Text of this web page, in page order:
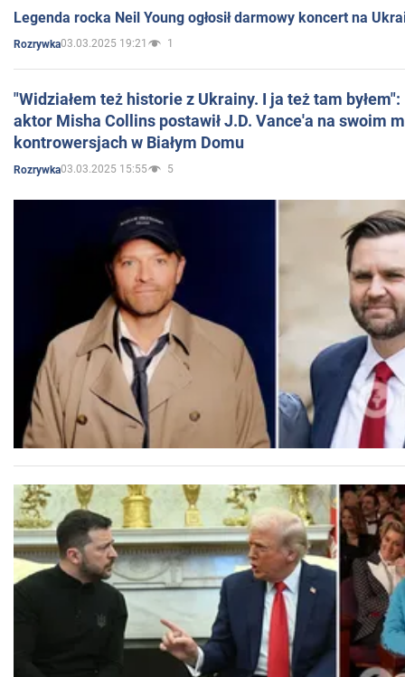
Legenda rocka Neil Young ogłosił darmowy koncert na
Rozrywka03.03.2025 19:21 1
"Widziałem też historie z Ukrainy. I ja też tam
aktor Misha Collins postawił J.D. Vance'a na swoim
kontrowersjach w Białym Domu
Rozrywka03.03.2025 15:55 5